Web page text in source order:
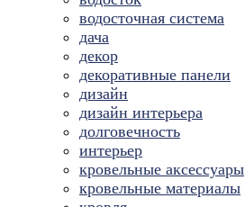
водосточная система
дача
декор
декоративные панели
дизайн
дизайн интерьера
долговечность
интерьер
кровельные аксессуары
кровельные материалы